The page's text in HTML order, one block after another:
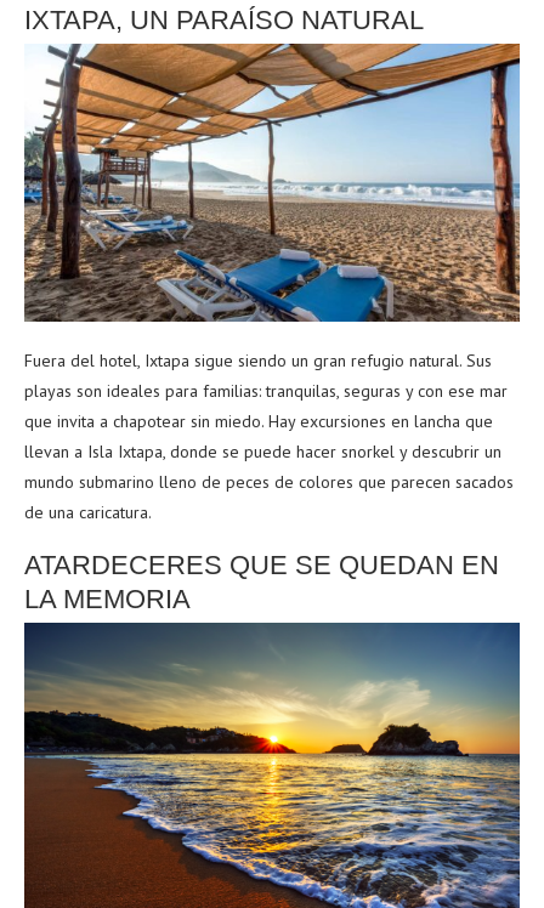
IXTAPA, UN PARAÍSO NATURAL
Fuera del hotel, Ixtapa sigue siendo un gran refugio natural. Sus
playas son ideales para familias: tranquilas, seguras y con ese mar
que invita a chapotear sin miedo. Hay excursiones en lancha que
llevan a Isla Ixtapa, donde se puede hacer snorkel y descubrir un
mundo submarino lleno de peces de colores que parecen sacados
de una caricatura.
ATARDECERES QUE SE QUEDAN EN
LA MEMORIA